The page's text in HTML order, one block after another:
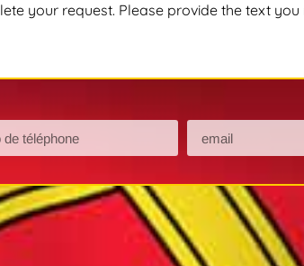
your request. Please provide the text